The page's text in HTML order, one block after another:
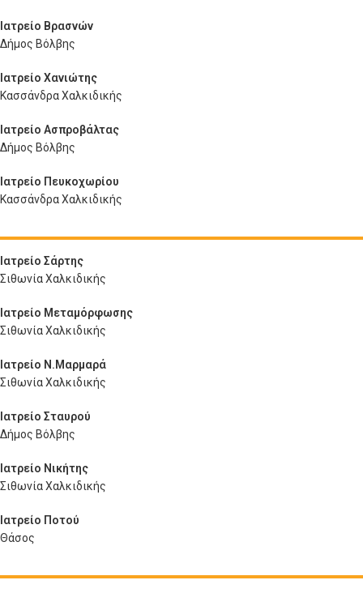
Ιατρείο Βρασνών
Δήμος Βόλβης
Ιατρείο Χανιώτης
Κασσάνδρα Χαλκιδικής
Ιατρείο Ασπροβάλτας
Δήμος Βόλβης
Ιατρείο Πευκοχωρίου
Κασσάνδρα Χαλκιδικής
Ιατρείο Σάρτης
Σιθωνία Χαλκιδικής
Ιατρείο Μεταμόρφωσης
Σιθωνία Χαλκιδικής
Ιατρείο Ν.Μαρμαρά
Σιθωνία Χαλκιδικής
Ιατρείο Σταυρού
Δήμος Βόλβης
Ιατρείο Νικήτης
Σιθωνία Χαλκιδικής
Ιατρείο Ποτού
Θάσος